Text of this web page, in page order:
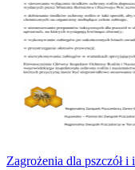
Zagrożenia dla pszczół